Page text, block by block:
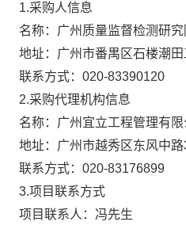
1.采购人信息
名称： 广州质量监督检测研究
地址： 广州市番禺区石楼潮
联系方式： 020-83390120
2.采购代理机构信息
名称： 广州宜立工程管理有限
地址： 广州市越秀区东风中
联系方式： 020-83176899
3.项目联系方式
项目联系人： 冯先生